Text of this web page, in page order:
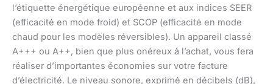
l’étiquette énergétique européenne et aux indices SEER
(efficacité en mode froid) et SCOP (efficacité en mode
chaud pour les modèles réversibles). Un appareil classé
A+++ ou A++, bien que plus onéreux à l’achat, vous fera
réaliser d’importantes économies sur votre facture
d’électricité. Le niveau sonore, exprimé en décibels (dB),